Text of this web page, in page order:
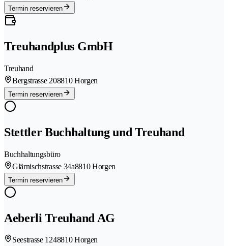
Termin reservieren
Treuhandplus GmbH
Treuhand
Bergstrasse 208810 Horgen
Termin reservieren
Stettler Buchhaltung und Treuhand
Buchhaltungsbüro
Glärnischstrasse 34a8810 Horgen
Termin reservieren
Aeberli Treuhand AG
Seestrasse 1248810 Horgen